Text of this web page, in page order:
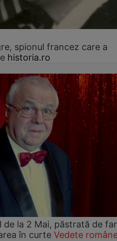
spionul francez care a
historia.ro
de la 2 Mai, păstrată de
în curte Vedete